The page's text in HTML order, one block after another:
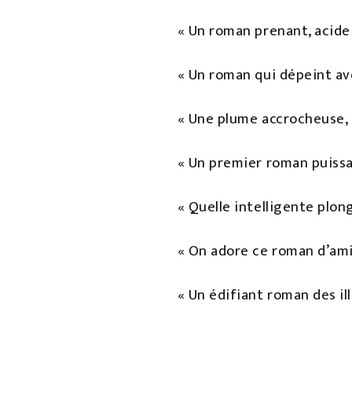
« Un roman prenant,
« Un roman qui dépeint
« Une plume
« Un premier roman
« Quelle intelligente
« On adore ce roman
« Un édifiant roman des